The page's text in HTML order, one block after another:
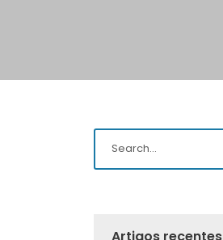
Artigos recentes